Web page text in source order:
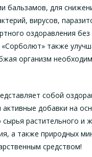
бальзамов, для
вирусов,
оздоравления без
«Сорболют» также
организм
собой
активные добавки на
сырья растительного и
а также природных
средством!